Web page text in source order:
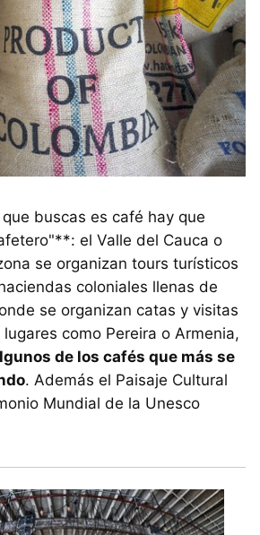
que buscas es café hay que
el Valle del Cauca o
se organizan tours turísticos
coloniales llenas de
se organizan catas y visitas
como Pereira o Armenia,
de los cafés que más se
. Además el Paisaje Cultural
Mundial de la Unesco